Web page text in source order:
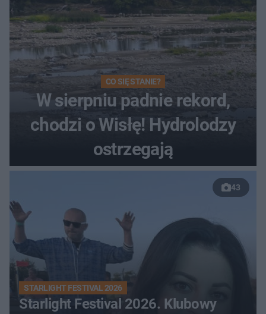
CO SIĘ STANIE?
W sierpniu padnie rekord,
chodzi o Wisłę! Hydrolodzy
ostrzegają
43
STARLIGHT FESTIVAL 2026
Starlight Festival 2026. Klubowy